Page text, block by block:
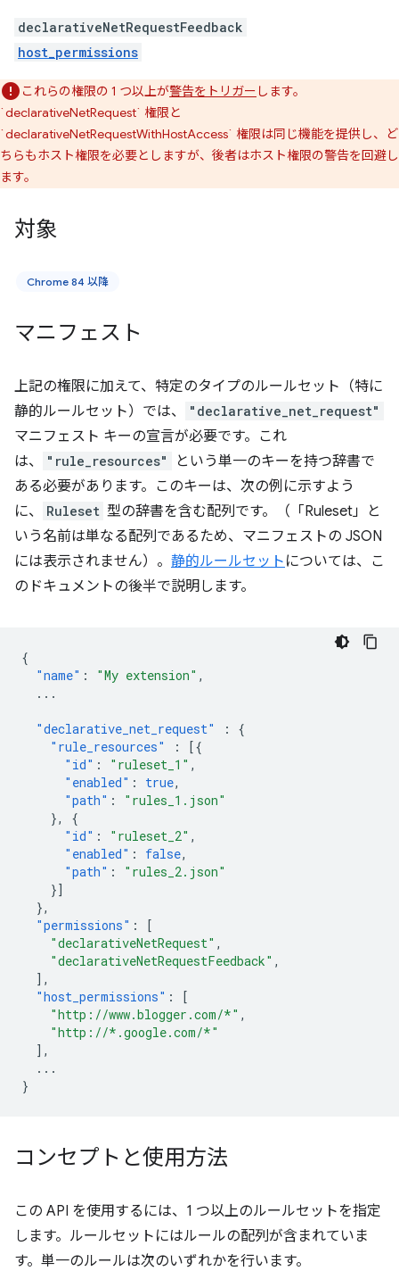
declarativeNetRequestFeedback
host_permissions
これらの権限の 1 つ以上が警告をトリガー します。
`declarativeNetRequest` 権限と
`declarativeNetRequestWithHostAccess` 権限は同じ機能を提供し、ど
ちらもホスト権限を必要としますが、後者はホスト権限の警告を回避し
ます。
対象
Chrome 84 以降
マニフェスト
上記の権限に加えて、特定のタイプのルールセット（特に
静的ルールセット）では、
"declarative_net_request"
マニフェスト キーの宣言が必要です。これ
は、
"rule_resources"
という単一のキーを持つ辞書で
ある必要があります。このキーは、次の例に示すよう
に、
Ruleset 型の辞書を含む配列です。（「Ruleset」と
いう名前は単なる配列であるため、マニフェストの JSON
には表示されません）。 静的ルールセット については、こ
のドキュメントの後半で説明します。
{
"name" : "My extension" ,
...
"declarative_net_request" :
{
"rule_resources"
:
[{
"id" : "ruleset_1" ,
"enabled" : true,
"path" :
"rules_1.json"
},
{
"id" : "ruleset_2" ,
"enabled" : false,
"path" :
"rules_2.json"
}]
},
"permissions" :
[
"declarativeNetRequest" ,
"declarativeNetRequestFeedback" ,
],
"host_permissions" :
[
"http://www.blogger.com/*" ,
"http://*.google.com/*"
],
...
}
コンセプトと使用方法
この API を使用するには、1 つ以上のルールセットを指定
します。ルールセットにはルールの配列が含まれていま
す。単一のルールは次のいずれかを行います。